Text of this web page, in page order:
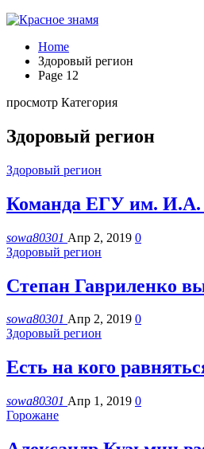
Home
Здоровый регион
Page 12
просмотр Категория
Здоровый регион
Здоровый регион
Команда ЕГУ им. И.А.
sowa80301 Апр 2, 2019 0
Здоровый регион
Степан Гавриленко
sowa80301 Апр 2, 2019 0
Здоровый регион
Есть на кого
sowa80301 Апр 1, 2019 0
Горожане